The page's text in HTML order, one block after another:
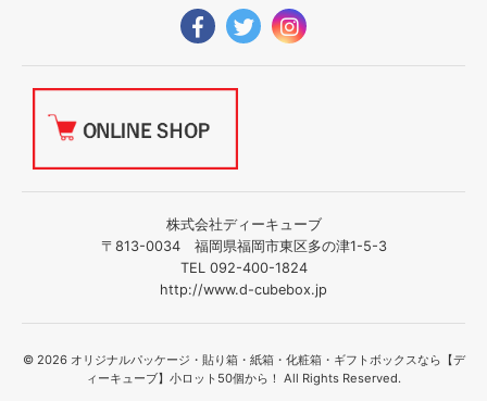
株式会社ディーキューブ
〒813-0034 福岡県福岡市東区多の津1-5-3
TEL 092-400-1824
http://www.d-cubebox.jp
© 2026 オリジナルパッケージ・貼り箱・紙箱・化粧箱・ギフトボックスなら【デ
ィーキューブ】小ロット50個から！ All Rights Reserved.